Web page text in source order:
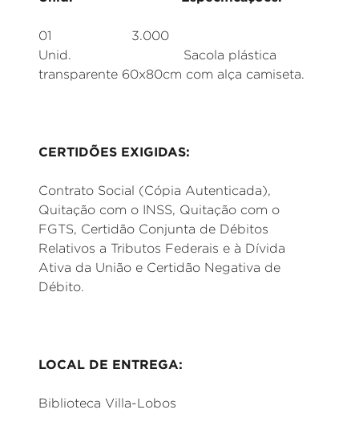
01 3.000
Unid. Sacola plástica
transparente 60x80cm com alça camiseta.
CERTIDÕES EXIGIDAS:
Contrato Social (Cópia Autenticada),
Quitação com o INSS, Quitação com o
FGTS, Certidão Conjunta de Débitos
Relativos a Tributos Federais e à Dívida
Ativa da União e Certidão Negativa de
Débito.
LOCAL DE ENTREGA:
Biblioteca Villa-Lobos